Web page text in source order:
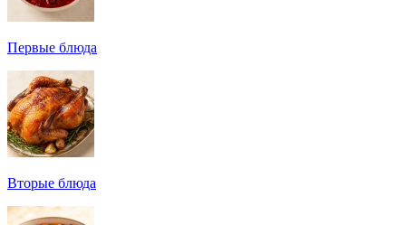
Первые блюда
Вторые блюда